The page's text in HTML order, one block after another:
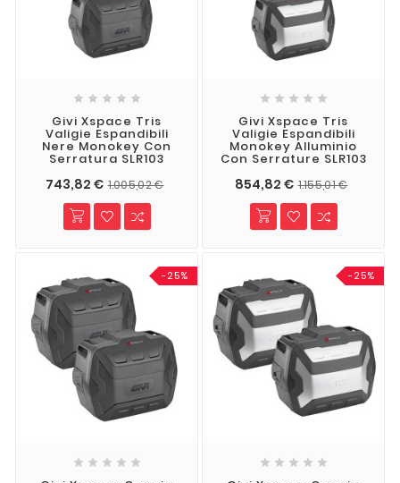
    
Givi Xspace Tris
Valigie Espandibili
Nere Monokey Con
Serratura SLR103
743,82 € 1.005,02 €
    
Givi Xspace Tris
Valigie Espandibili
Monokey Alluminio
Con Serrature SLR103
854,82 € 1.155,01 €
-25%
    
-25%
    